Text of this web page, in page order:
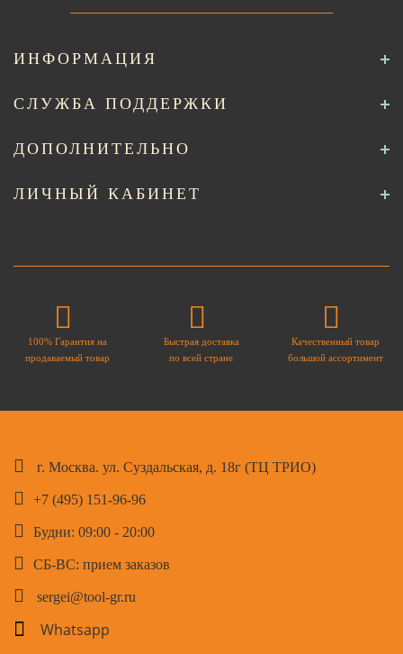
ИНФОРМАЦИЯ
СЛУЖБА ПОДДЕРЖКИ
ДОПОЛНИТЕЛЬНО
ЛИЧНЫЙ КАБИНЕТ
100% Гарантия на
продаваемый товар
Быстрая доставка
по всей стране
Качественный товар
большой ассортимент
г. Москва. ул. Суздальская, д. 18г (ТЦ ТРИО)
+7 (495) 151-96-96
Будни: 09:00 - 20:00
СБ-ВС: прием заказов
sergei@tool-gr.ru
Whatsapp